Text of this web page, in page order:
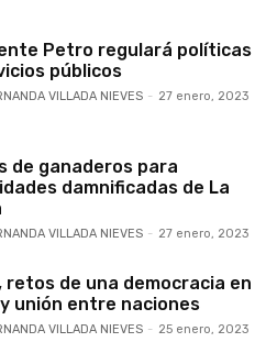
Petro regulará políticas
públicos
VILLADA NIEVES - 27 enero, 2023
de ganaderos para
damnificadas de La
VILLADA NIEVES - 27 enero, 2023
retos de una democracia en
unión entre naciones
VILLADA NIEVES - 25 enero, 2023